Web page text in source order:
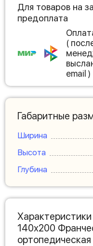
Для товаров на
предоплата
(
email )
Габаритные
Ширина
Высота
Глубина
140х200